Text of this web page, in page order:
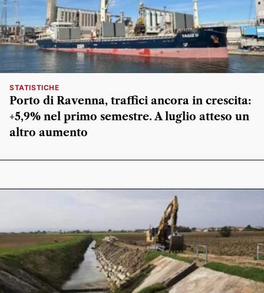
STATISTICHE
Porto di Ravenna, traffici ancora in crescita:
+5,9% nel primo semestre. A luglio atteso un
altro aumento